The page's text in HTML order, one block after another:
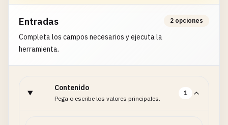
Entradas
Completa los campos necesarios y ejecuta la
herramienta.
2 opciones
Contenido
Pega o escribe los valores principales.
1